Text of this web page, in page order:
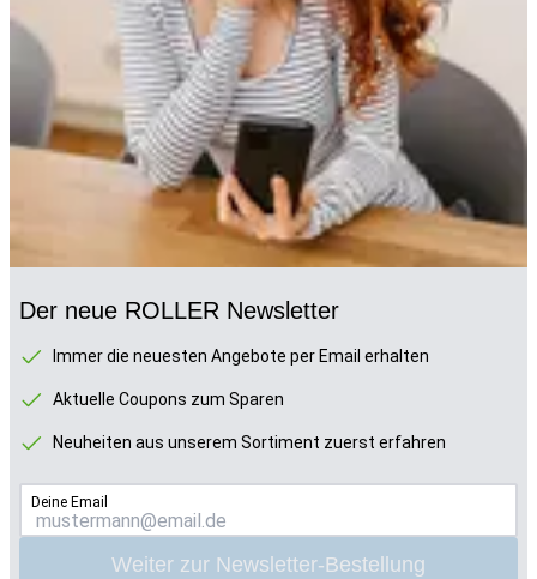
Der neue ROLLER Newsletter
Immer die neuesten Angebote per Email erhalten
Aktuelle Coupons zum Sparen
Neuheiten aus unserem Sortiment zuerst erfahren
Deine Email
Weiter zur Newsletter-Bestellung